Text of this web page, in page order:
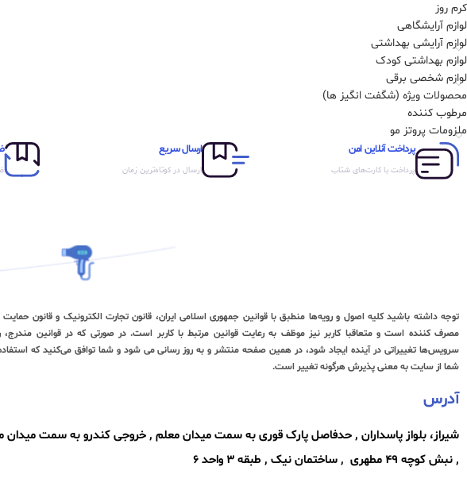
کرم روز
لوازم آرایشگاهی
لوازم آرایشی بهداشتی
لوازم بهداشتی کودک
لوازم شخصی برقی
محصولات ویژه (شگفت انگیز ها)
مرطوب کننده
ملزومات پروتز مو
پرداخت آنلاین امن
پرداخت با کارت‌های شتاب
ارسال سریع
ارسال در کوتاه‌ترین زمان
توجه داشته باشید کلیه اصول و رویه‏‌ها منطبق با قوانین جمهوری اسلامی ایران، قانون تجارت الکترونیک و قانون
مصرف کننده است و متعاقبا کاربر نیز موظف به رعایت قوانین مرتبط با کاربر است. در صورتی که در قوانین مندرج،
سرویس‏‌ها تغییراتی در آینده ایجاد شود، در همین صفحه منتشر و به روز رسانی می شود و شما توافق می‏‌کنید که
شما از سایت به معنی پذیرش هرگونه تغییر است.
آدرس
شیراز، بلواز پاسداران , حدفاصل پارک قوری به سمت میدان معلم , خروجی کندرو به سمت میدان
, نبش کوچه ۴۹ مطهری , ساختمان نیک , طبقه ۳ واحد ۶